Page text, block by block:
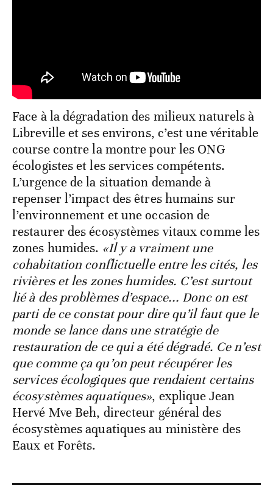
Face à la dégradation des milieux naturels à
Libreville et ses environs, c’est une véritable
course contre la montre pour les ONG
écologistes et les services compétents.
L’urgence de la situation demande à
repenser l’impact des êtres humains sur
l’environnement et une occasion de
restaurer des écosystèmes vitaux comme les
zones humides. «Il y a vraiment une
cohabitation conflictuelle entre les cités, les
rivières et les zones humides. C’est surtout
lié à des problèmes d’espace... Donc on est
parti de ce constat pour dire qu’il faut que le
monde se lance dans une stratégie de
restauration de ce qui a été dégradé. Ce n’est
que comme ça qu’on peut récupérer les
services écologiques que rendaient certains
écosystèmes aquatiques», explique Jean
Hervé Mve Beh, directeur général des
écosystèmes aquatiques au ministère des
Eaux et Forêts.